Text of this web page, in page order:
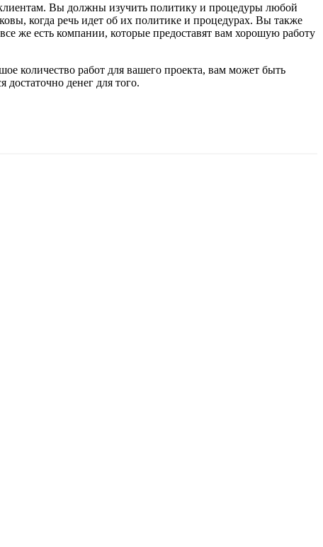
клиентам. Вы должны изучить политику и процедуры любой
когда речь идет об их политике и процедурах. Вы также
же есть компании, которые предоставят вам хорошую работу
количество работ для вашего проекта, вам может быть
денег для того.